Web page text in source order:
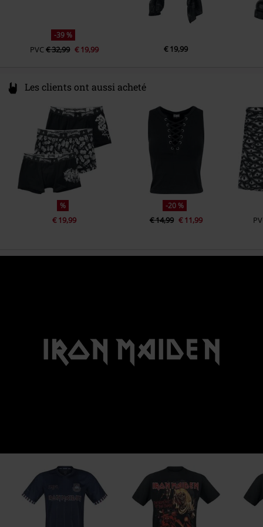
-39 %
PVC€ 32,99 € 19,99 € 19,99
Les clients ont aussi acheté
%
€ 19,99
-20 %
€ 14,99 € 11,99